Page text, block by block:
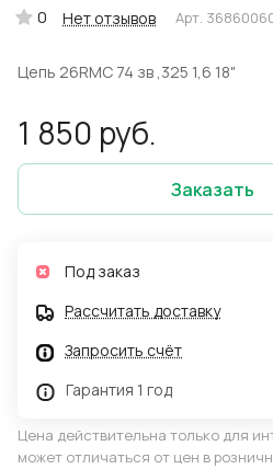
0 Нет отзывов Арт.
Цепь 26RMC 74 зв ,325 1,6 18"
1 850 руб.
Заказать
Под заказ
Рассчитать доставку
Запросить счёт
Гарантия 1 год
Цена действительна только для
может отличаться от цен в